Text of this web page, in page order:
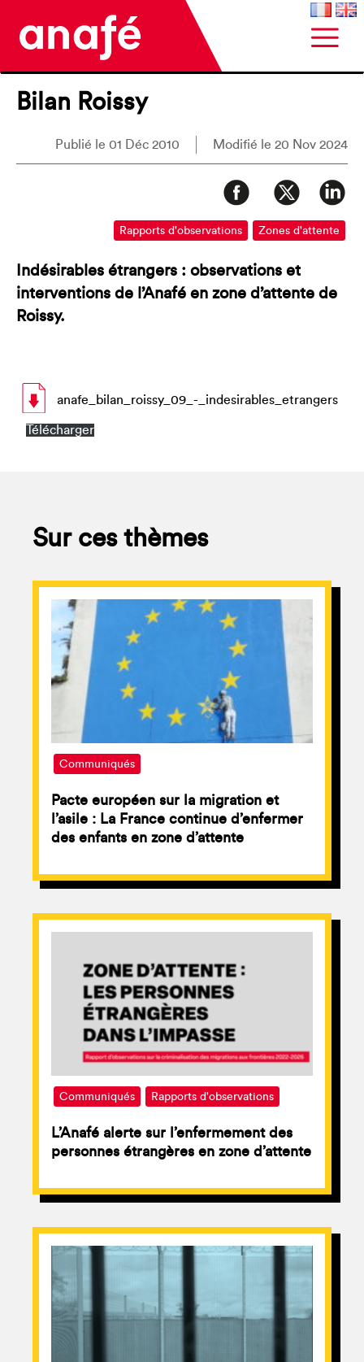
Bilan Roissy
Publié le 01 Déc 2010 Modifié le 20 Nov 2024
Rapports d'observations Zones d'attente
Indésirables étrangers : observations et
interventions de l’Anafé en zone d’attente de
Roissy.
anafe_bilan_roissy_09_-_indesirables_etrangers
Télécharger
Sur ces thèmes
Communiqués
Pacte européen sur la migration et
l’asile : La France continue d’enfermer
des enfants en zone d’attente
Communiqués Rapports d'observations
L’Anafé alerte sur l’enfermement des
personnes étrangères en zone d’attente